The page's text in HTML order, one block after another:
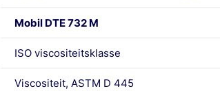
Mobil DTE 732 M
ISO viscositeitsklasse
Viscositeit, ASTM D 445